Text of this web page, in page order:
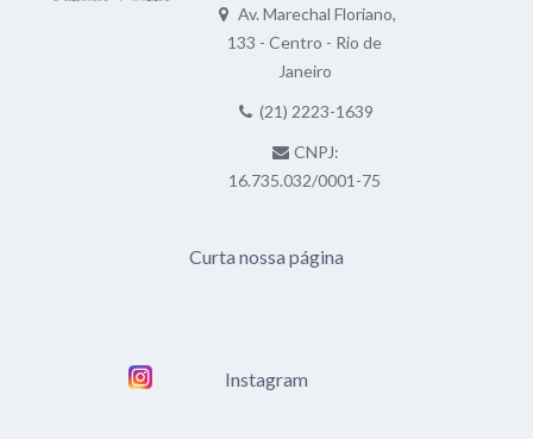
Av. Marechal Floriano,
133 - Centro - Rio de
Janeiro
(21) 2223-1639
CNPJ:
16.735.032/0001-75
Curta nossa página
Instagram